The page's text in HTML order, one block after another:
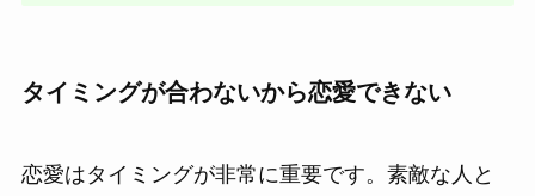
タイミングが合わないから恋愛できない
恋愛はタイミングが非常に重要です。素敵な人と